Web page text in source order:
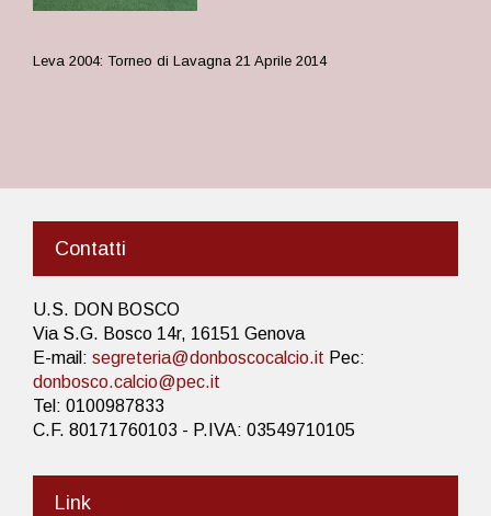
Leva 2004: Torneo di Lavagna 21 Aprile 2014
Contatti
U.S. DON BOSCO
Via S.G. Bosco 14r, 16151 Genova
E-mail: segreteria@donboscocalcio.it Pec:
donbosco.calcio@pec.it
Tel: 0100987833
C.F. 80171760103 - P.IVA: 03549710105
Link